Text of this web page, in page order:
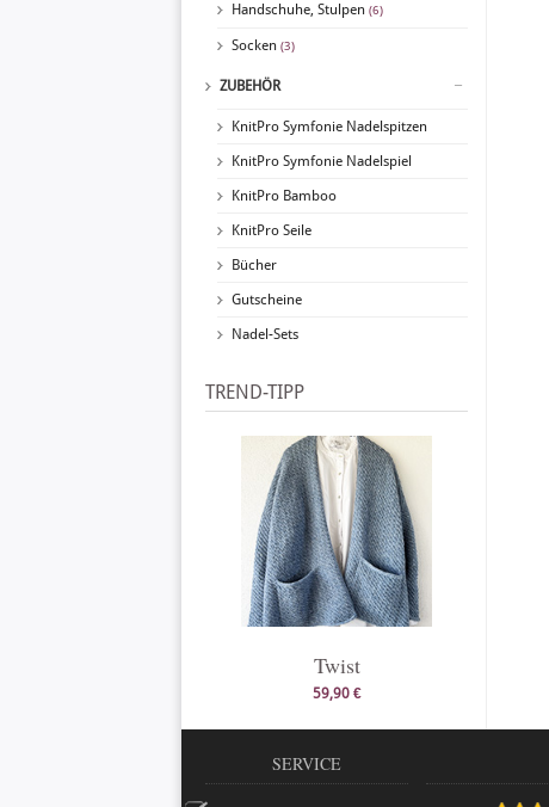
Handschuhe, Stulpen (6)
Socken (3)
ZUBEHÖR
KnitPro Symfonie Nadelspitzen
KnitPro Symfonie Nadelspiel
KnitPro Bamboo
KnitPro Seile
Bücher
Gutscheine
Nadel-Sets
TREND-TIPP
Twist
59,90 €
SERVICE